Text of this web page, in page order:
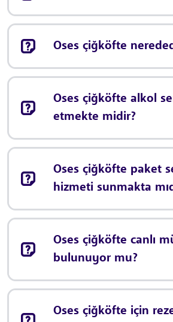
Oses çiğköfte
Oses çiğköfte alkol
etmekte midir?
Oses çiğköfte paket
hizmeti sunmakta
Oses çiğköfte canlı
bulunuyor mu?
Oses çiğköfte için